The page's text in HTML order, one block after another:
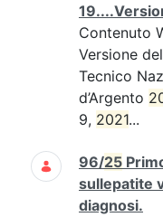
Contenuto
Versione
Tecnico
d’Argento
9, 2021...
96/25
sullepatite
diagnosi.